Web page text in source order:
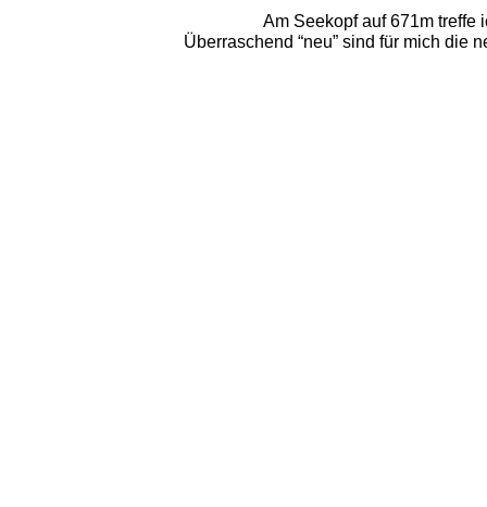
Am Seekopf auf 671m
Überraschend “neu” sind für mich die